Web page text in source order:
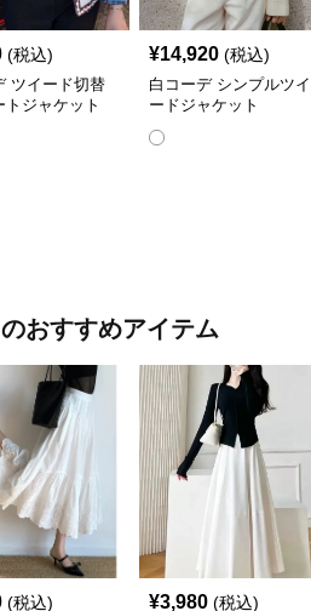
(税込)
ツイード切替
トジャケット
¥14,920 (税込)
白コーデ シンプルツイ
ードジャケット
のおすすめアイテム
(税込) ¥3,980 (税込)